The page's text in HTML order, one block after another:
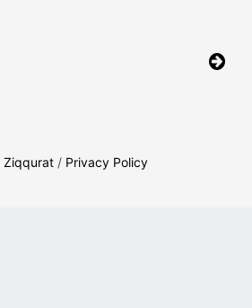
Ziqqurat/ Privacy Policy